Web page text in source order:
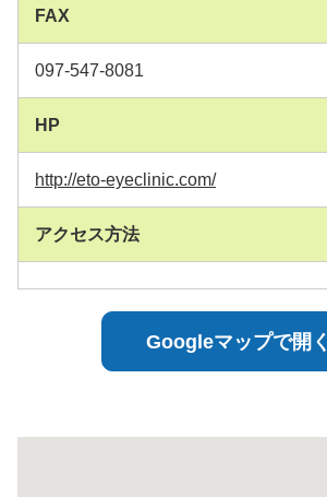
FAX
097-547-8081
HP
http://eto-eyeclinic.com/
アクセス方法
Googleマップで開く